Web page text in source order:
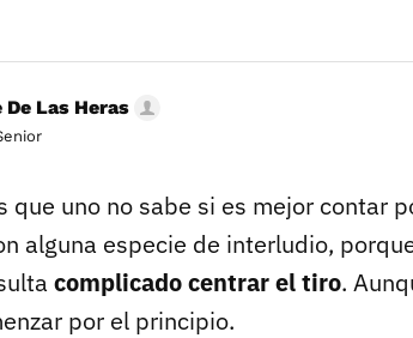
De Las Heras
que uno no sabe si es mejor contar
alguna especie de interludio,
complicado centrar el tiro.
por el principio.